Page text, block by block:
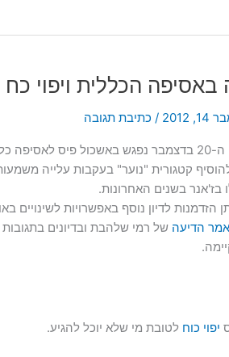
הכללית ויפוי כח
2012
/ כתיבת תגובה
ביום חמישי ה-20 בדצמבר נפגש באשכול פיס
קטגורית "נוער" בעקבות עלייה
בז'אנר בשנים האחרונות.
הזדמנות לדיון נוסף באפשרויות לשינויים
הדיעה של רמי שלהבת ובדיונים
יפוי כוח לטובת מי שלא יוכל להגיע.